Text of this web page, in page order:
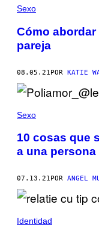
Sexo
Cómo
pareja
08.05.21 POR KATIE
Sexo
10 cosas que
a una
07.13.21 POR ANGEL
Identidad